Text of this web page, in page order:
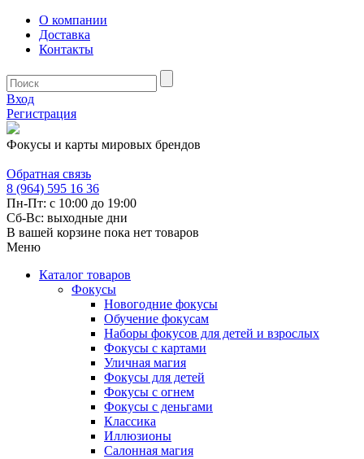
О компании
Доставка
Контакты
Вход
Регистрация
Фокусы и карты мировых брендов
Обратная связь
8 (964) 595 16 36
Пн-Пт: с 10:00 до 19:00
Сб-Вс: выходные дни
В вашей корзине пока нет товаров
Меню
Каталог товаров
Фокусы
Новогодние фокусы
Обучение фокусам
Наборы фокусов для детей и взрослых
Фокусы с картами
Уличная магия
Фокусы для детей
Фокусы с огнем
Фокусы с деньгами
Классика
Иллюзионы
Салонная магия